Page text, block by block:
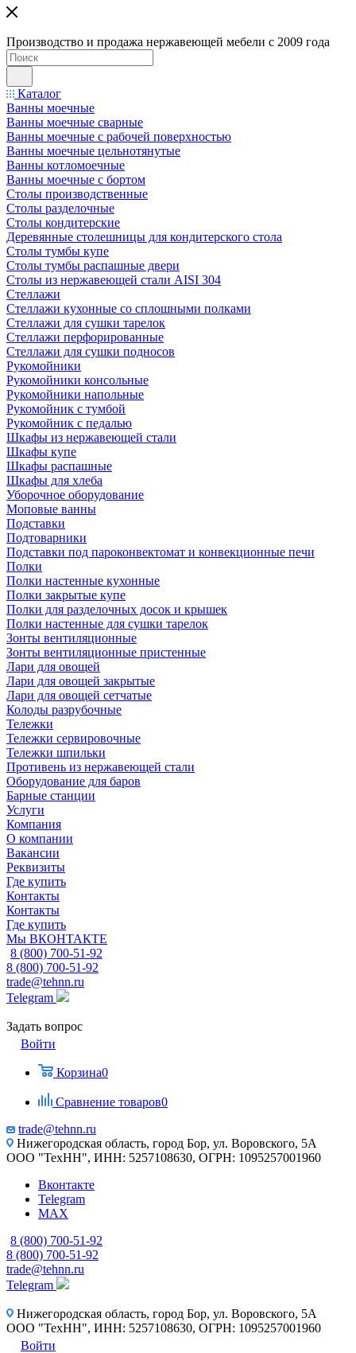
Производство и продажа нержавеющей мебели с 2009 года
Каталог
Ванны моечные
Ванны моечные сварные
Ванны моечные с рабочей поверхностью
Ванны моечные цельнотянутые
Ванны котломоечные
Ванны моечные с бортом
Столы производственные
Столы разделочные
Столы кондитерские
Деревянные столешницы для кондитерского стола
Столы тумбы купе
Столы тумбы распашные двери
Столы из нержавеющей стали AISI 304
Стеллажи
Стеллажи кухонные со сплошными полками
Стеллажи для сушки тарелок
Стеллажи перфорированные
Стеллажи для сушки подносов
Рукомойники
Рукомойники консольные
Рукомойники напольные
Рукомойник с тумбой
Рукомойник с педалью
Шкафы из нержавеющей стали
Шкафы купе
Шкафы распашные
Шкафы для хлеба
Уборочное оборудование
Моповые ванны
Подставки
Подтоварники
Подставки под пароконвектомат и конвекционные печи
Полки
Полки настенные кухонные
Полки закрытые купе
Полки для разделочных досок и крышек
Полки настенные для сушки тарелок
Зонты вентиляционные
Зонты вентиляционные пристенные
Лари для овощей
Лари для овощей закрытые
Лари для овощей сетчатые
Колоды разрубочные
Тележки
Тележки сервировочные
Тележки шпильки
Противень из нержавеющей стали
Оборудование для баров
Барные станции
Услуги
Компания
О компании
Вакансии
Реквизиты
Где купить
Контакты
Контакты
Где купить
Мы ВКОНТАКТЕ
8 (800) 700-51-92
8 (800) 700-51-92
trade@tehnn.ru
Telegram
Задать вопрос
Войти
Корзина0
Сравнение товаров0
trade@tehnn.ru
Нижегородская область, город Бор, ул. Воровского, 5А
ООО "ТехНН", ИНН: 5257108630, ОГРН: 1095257001960
Вконтакте
Telegram
MAX
8 (800) 700-51-92
8 (800) 700-51-92
trade@tehnn.ru
Telegram
Нижегородская область, город Бор, ул. Воровского, 5А
ООО "ТехНН", ИНН: 5257108630, ОГРН: 1095257001960
Войти